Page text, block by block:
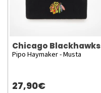
Chicago Blackhawks
Pipo Haymaker - Musta
27,90€